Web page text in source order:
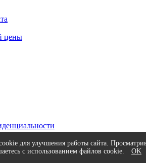
для улучшения работы сайта.
с использованием файлов cookie.
OK
цены